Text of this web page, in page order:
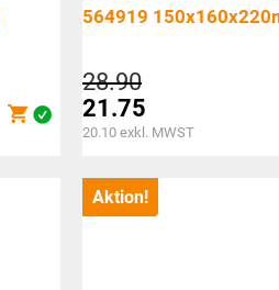
564919
28.90
Preis
war:
21.75
Aktueller
ist:
CHF21.75.
20.10 exkl. MWST
Aktion!